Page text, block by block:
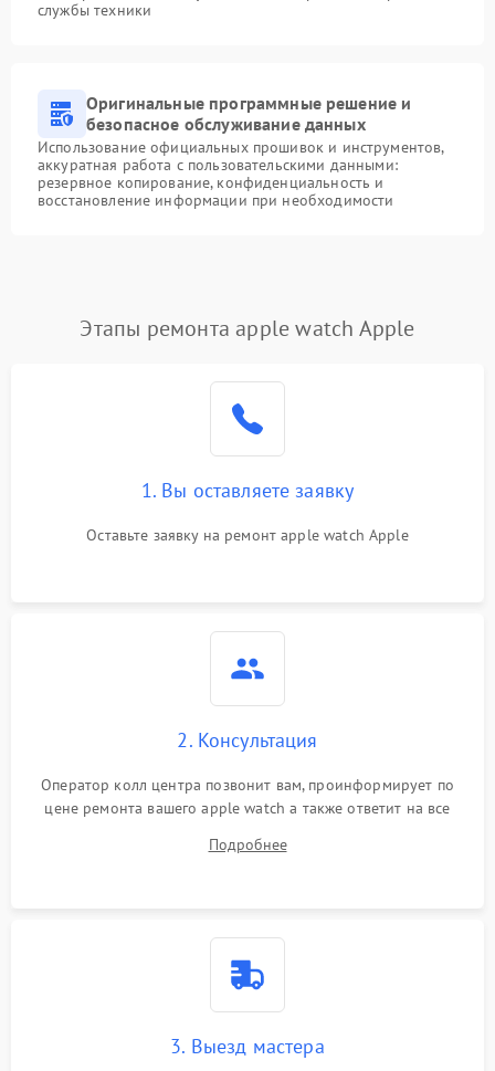
службы техники
Оригинальные программные решение и
безопасное обслуживание данных
Использование официальных прошивок и инструментов,
аккуратная работа с пользовательскими данными:
резервное копирование, конфиденциальность и
восстановление информации при необходимости
Этапы ремонта apple watch Apple
1. Вы оставляете заявку
Оставьте заявку на ремонт apple watch Apple
2. Консультация
Оператор колл центра позвонит вам, проинформирует по
цене ремонта вашего apple watch а также ответит на все
Подробнее
3. Выезд мастера